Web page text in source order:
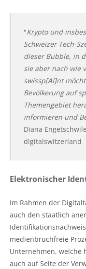
"Krypto und
Schweizer Tech-
dieser Bubble, in
sie aber nach wie
swissp[AI]nt
Bevölkerung auf
Themengebiet
informieren und
Diana
digitalswitzerland
Elektronischer
Im Rahmen der
auch den staatlich
medienbruchfreie
Unternehmen, welche
auch auf Seite der